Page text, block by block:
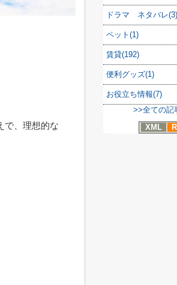
で、理想的な
ドラマ ネタバレ(3)
ペット(1)
賃貸(192)
便利グッズ(1)
お役立ち情報(7)
>>全ての記
XML